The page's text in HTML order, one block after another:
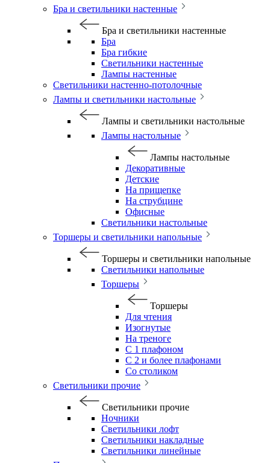
Бра и светильники настенные
Бра и светильники настенные
Бра
Бра гибкие
Светильники настенные
Лампы настенные
Светильники настенно-потолочные
Лампы и светильники настольные
Лампы и светильники настольные
Лампы настольные
Лампы настольные
Декоративные
Детские
На прищепке
На струбцине
Офисные
Светильники настольные
Торшеры и светильники напольные
Торшеры и светильники напольные
Светильники напольные
Торшеры
Торшеры
Для чтения
Изогнутые
На треноге
С 1 плафоном
С 2 и более плафонами
Со столиком
Светильники прочие
Светильники прочие
Ночники
Светильники лофт
Светильники накладные
Светильники линейные